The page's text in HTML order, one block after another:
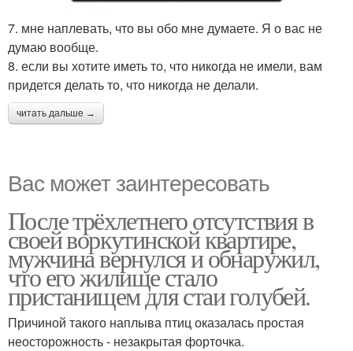
7. мне наплевать, что вы обо мне думаете. Я о вас не
думаю вообще.
8. если вы хотите иметь то, что никогда не имели, вам
придется делать то, что никогда не делали.
читать дальше →
Вас может заинтересовать
После трёхлетнего отсутствия в
своей воркутинской квартире,
мужчина вернулся и обнаружил,
что его жилище стало
пристанищем для стаи голубей.
Причиной такого наплыва птиц оказалась простая
неосторожность - незакрытая форточка.